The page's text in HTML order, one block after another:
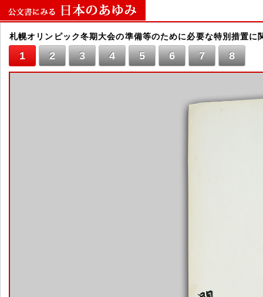
札幌オリンピック冬期大会の準備等のために必要な特別措置に
1 2 3 4 5 6 7 8